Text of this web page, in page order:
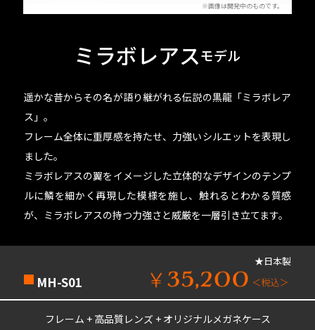
※画像は開発中のものです。
ミラボレアスモデル
遥かな昔からその名が語り継がれる伝説の黒龍「ミラボレア
ス」。
フレーム全体に重厚感を持たせ、力強いシルエットを表現し
ました。
ミラボレアスの翼をイメージした立体的なデザインのテンプ
ルに鱗を細かく再現した模様を施し、触れるとわかる質感
が、ミラボレアスの持つ力強さと威厳を一層引き立てます。
★日本製
MH-S01
フレーム + 高品質レンズ + オリジナルメガネケース